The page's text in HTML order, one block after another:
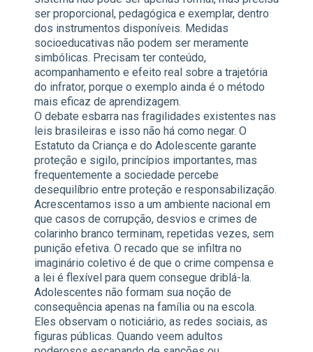
ser proporcional, pedagógica e exemplar, dentro
dos instrumentos disponíveis. Medidas
socioeducativas não podem ser meramente
simbólicas. Precisam ter conteúdo,
acompanhamento e efeito real sobre a trajetória
do infrator, porque o exemplo ainda é o método
mais eficaz de aprendizagem.
O debate esbarra nas fragilidades existentes nas
leis brasileiras e isso não há como negar. O
Estatuto da Criança e do Adolescente garante
proteção e sigilo, princípios importantes, mas
frequentemente a sociedade percebe
desequilíbrio entre proteção e responsabilização.
Acrescentamos isso a um ambiente nacional em
que casos de corrupção, desvios e crimes de
colarinho branco terminam, repetidas vezes, sem
punição efetiva. O recado que se infiltra no
imaginário coletivo é de que o crime compensa e
a lei é flexível para quem consegue driblá-la.
Adolescentes não formam sua noção de
consequência apenas na família ou na escola.
Eles observam o noticiário, as redes sociais, as
figuras públicas. Quando veem adultos